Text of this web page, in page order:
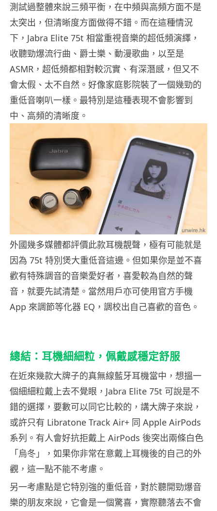
測試過整體來說三頻平衡，在中頻與高頻方面不是
太突出，但清晰度方面做得不錯。而在這種情況
下，Jabra Elite 75t 相當重視音樂的超低頻演繹，
收聽勁爆流行曲、爵士樂、動漫歌曲，以至是
ASMR，超低頻都相對較沉實、有深潛感，但又不
會太假、太不自然。好像家庭影院裝了一個幾勁的
重低音喇叭一樣。最特別是這種表現不會影響到
中、高頻的清晰度。
外國幾多媒體都評價此款耳機靚聲，極有可能就是
因為 75t 特別煲大重低音這邊。但如果你是並不喜
歡有特殊調音的音樂愛好者，喜愛較為自然的聲
音，就要先試清楚。當然用戶亦可使用官方手機
App 來調節等化器 EQ，調校出自己喜歡的音色。
總結：耳機細細粒，佩戴感穩定舒服
在近來幾款大牌子的真無線藍牙耳機當中，想搵一
個細細粒戴上去不覺眼，Jabra Elite 75t 可說是不
錯的選擇，要數可以同它比較的，講大牌子來說，
或許只有 Libratone Track Air+ 同 Apple AirPods
系列。有人會好抗拒戴上 AirPods 後突出兩條白色
「烏冬」，如果你非常在意戴上耳機後的自己的外
觀，這一點不能不考慮。
另一考慮點是它特別強的重低音，對於聽開勁爆音
樂的朋友來說，它會是一個驚喜，實際聽落去不會